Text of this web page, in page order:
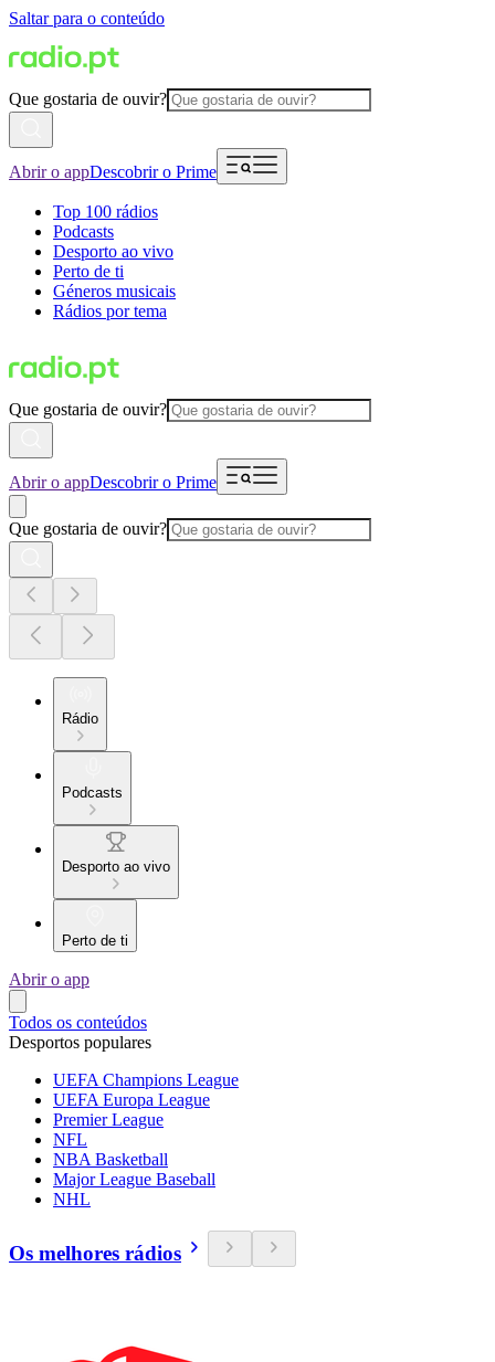
Saltar para o conteúdo
Que gostaria de ouvir?
Abrir o appDescobrir o Prime
Top 100 rádios
Podcasts
Desporto ao vivo
Perto de ti
Géneros musicais
Rádios por tema
Que gostaria de ouvir?
Abrir o appDescobrir o Prime
Que gostaria de ouvir?
Rádio
Podcasts
Desporto ao vivo
Perto de ti
Abrir o app
Todos os conteúdos
Desportos populares
UEFA Champions League
UEFA Europa League
Premier League
NFL
NBA Basketball
Major League Baseball
NHL
Os melhores rádios